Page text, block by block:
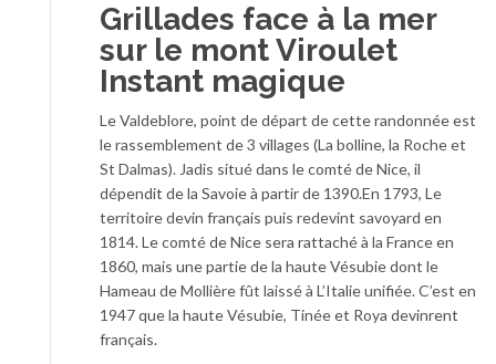
Grillades face à la mer
sur le mont Viroulet
Instant magique
Le Valdeblore, point de départ de cette randonnée est
le rassemblement de 3 villages (La bolline, la Roche et
St Dalmas). Jadis situé dans le comté de Nice, il
dépendit de la Savoie à partir de 1390.En 1793, Le
territoire devin français puis redevint savoyard en
1814. Le comté de Nice sera rattaché à la France en
1860, mais une partie de la haute Vésubie dont le
Hameau de Mollière fût laissé à L’Italie unifiée. C’est en
1947 que la haute Vésubie, Tinée et Roya devinrent
français.